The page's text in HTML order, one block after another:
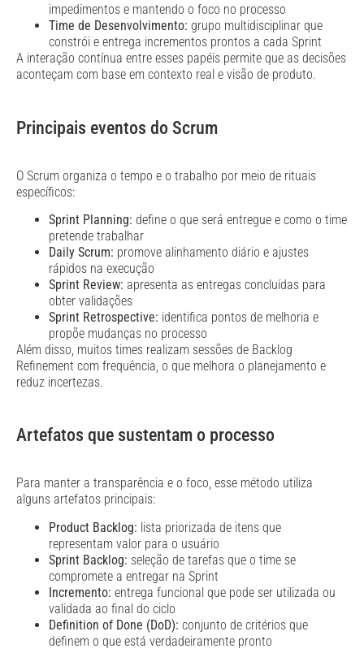
impedimentos e mantendo o foco no processo
Time de Desenvolvimento: grupo multidisciplinar que
constrói e entrega incrementos prontos a cada Sprint
A interação contínua entre esses papéis permite que as decisões
aconteçam com base em contexto real e visão de produto.
Principais eventos do Scrum
O Scrum organiza o tempo e o trabalho por meio de rituais
específicos:
Sprint Planning: define o que será entregue e como o time
pretende trabalhar
Daily Scrum: promove alinhamento diário e ajustes
rápidos na execução
Sprint Review: apresenta as entregas concluídas para
obter validações
Sprint Retrospective: identifica pontos de melhoria e
propõe mudanças no processo
Além disso, muitos times realizam sessões de Backlog
Refinement com frequência, o que melhora o planejamento e
reduz incertezas.
Artefatos que sustentam o processo
Para manter a transparência e o foco, esse método utiliza
alguns artefatos principais:
Product Backlog: lista priorizada de itens que
representam valor para o usuário
Sprint Backlog: seleção de tarefas que o time se
compromete a entregar na Sprint
Incremento: entrega funcional que pode ser utilizada ou
validada ao final do ciclo
Definition of Done (DoD): conjunto de critérios que
definem o que está verdadeiramente pronto